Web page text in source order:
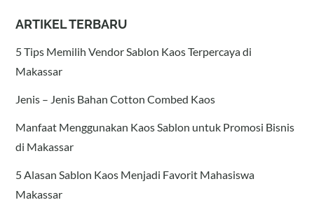
ARTIKEL TERBARU
5 Tips Memilih Vendor Sablon Kaos Terpercaya di
Makassar
Jenis – Jenis Bahan Cotton Combed Kaos
Manfaat Menggunakan Kaos Sablon untuk Promosi Bisnis
di Makassar
5 Alasan Sablon Kaos Menjadi Favorit Mahasiswa
Makassar